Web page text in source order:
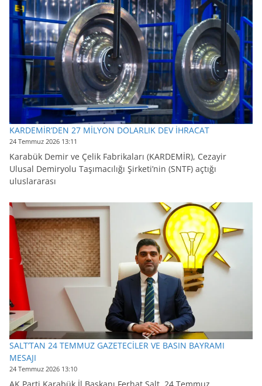
KARDEMİR’DEN 27 MİLYON DOLARLIK DEV İHRACAT
24 Temmuz 2026 13:11
Karabük Demir ve Çelik Fabrikaları (KARDEMİR), Cezayir
Ulusal Demiryolu Taşımacılığı Şirketi’nin (SNTF) açtığı
uluslararası
SALT’TAN 24 TEMMUZ GAZETECİLER VE BASIN BAYRAMI
MESAJI
24 Temmuz 2026 13:10